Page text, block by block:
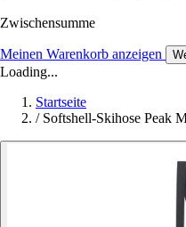
Zwischensumme
Meinen Warenkorb anzeigen
Loading...
Startseite
/ Softshell-Skihose Peak